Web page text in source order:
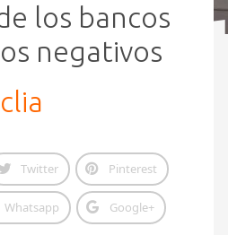
los bancos
negativos
Twitter Pinterest
Whatsapp Google+